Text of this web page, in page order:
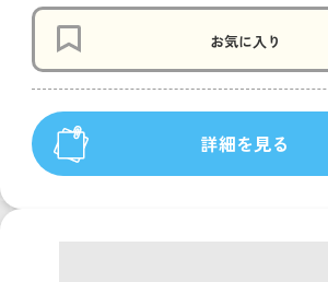
お気に入り
詳細を見る